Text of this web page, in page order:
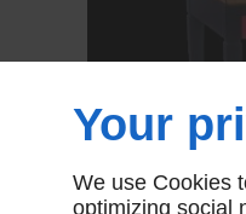
Your
We use Cookies
optimizing social